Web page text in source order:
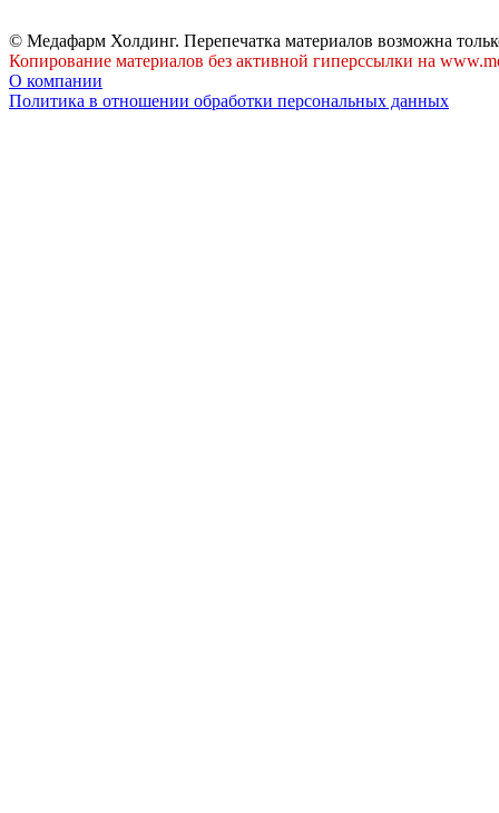
© Медафарм Холдинг. Перепечатка материалов возможна
Копирование материалов без активной гиперссылки на
О компании
Политика в отношении обработки персональных данных